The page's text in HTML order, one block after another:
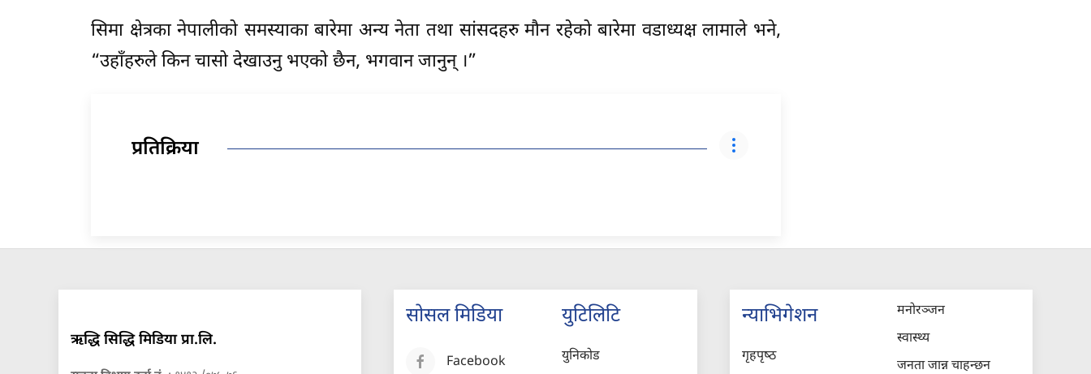
सिमा क्षेत्रका नेपालीको समस्याका बारेमा अन्य नेता तथा सांसदहरु मौन रहेको बारेमा वडाध्यक्ष लामाले भने,
“उहाँहरुले किन चासो देखाउनु भएको छैन, भगवान जानुन् ।”
प्रतिक्रिया
ऋद्धि सिद्धि मिडिया प्रा.लि.
सोसल मिडिया
Facebook
युटिलिटि
युनिकोड
न्याभिगेशन
गृहपृष्‍ठ
मनोरञ्जन
स्वास्थ्य
जनता जान्न चाहन्छन